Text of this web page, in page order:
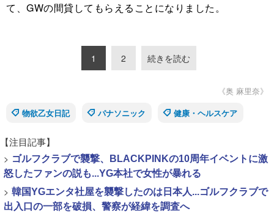
て、GWの間貸してもらえることになりました。
1 2 続きを読む
《奥 麻里奈》
物欲乙女日記
パナソニック 健康・ヘルスケア
【注目記事】
> ゴルフクラブで襲撃、BLACKPINKの10周年イベントに激
怒したファンの説も...YG本社で女性が暴れる
> 韓国YGエンタ社屋を襲撃したのは日本人...ゴルフクラブで
出入口の一部を破損、警察が経緯を調査へ